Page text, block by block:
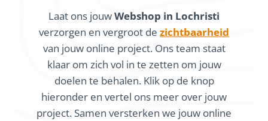
Laat ons jouwWebshop in Lochristi
verzorgen en vergroot de zichtbaarheid
van jouw online project. Ons team staat
klaar om zich vol in te zetten om jouw
doelen te behalen. Klik op de knop
hieronder en vertel ons meer over jouw
project. Samen versterken we jouw online